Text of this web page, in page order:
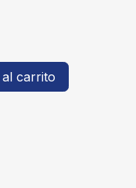
carrito